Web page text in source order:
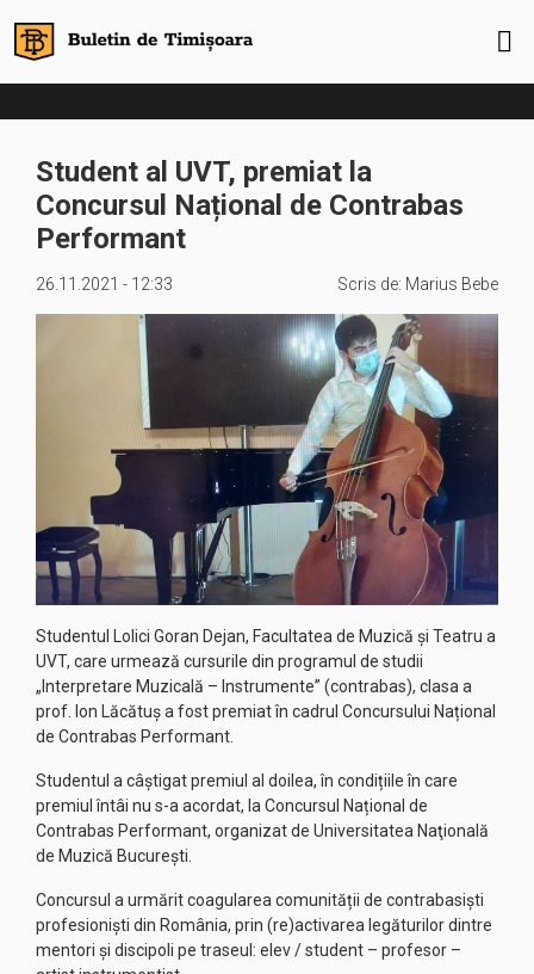
Student al UVT, premiat la
Concursul Național de Contrabas
Performant
26.11.2021 - 12:33 Scris de: Marius Bebe
Studentul Lolici Goran Dejan, Facultatea de Muzică și Teatru a
UVT, care urmează cursurile din programul de studii
„Interpretare Muzicală – Instrumente” (contrabas), clasa a
prof. Ion Lăcătuș a fost premiat în cadrul Concursului Național
de Contrabas Performant.
Studentul a câștigat premiul al doilea, în condițiile în care
premiul întâi nu s-a acordat, la Concursul Național de
Contrabas Performant, organizat de Universitatea Naţională
de Muzică București.
Concursul a urmărit coagularea comunității de contrabasiști
profesioniști din România, prin (re)activarea legăturilor dintre
mentori și discipoli pe traseul: elev / student – profesor –